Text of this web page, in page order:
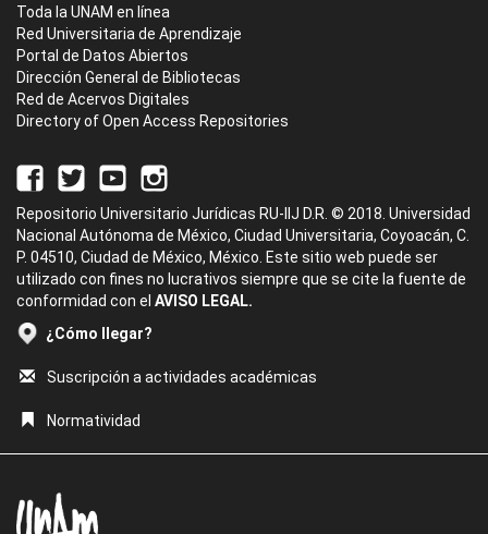
Toda la UNAM en línea
Red Universitaria de Aprendizaje
Portal de Datos Abiertos
Dirección General de Bibliotecas
Red de Acervos Digitales
Directory of Open Access Repositories
Repositorio Universitario Jurídicas RU-IIJ D.R. © 2018. Universidad
Nacional Autónoma de México, Ciudad Universitaria, Coyoacán, C.
P. 04510, Ciudad de México, México. Este sitio web puede ser
utilizado con fines no lucrativos siempre que se cite la fuente de
conformidad con el AVISO LEGAL.
¿Cómo llegar?
Suscripción a actividades académicas
Normatividad